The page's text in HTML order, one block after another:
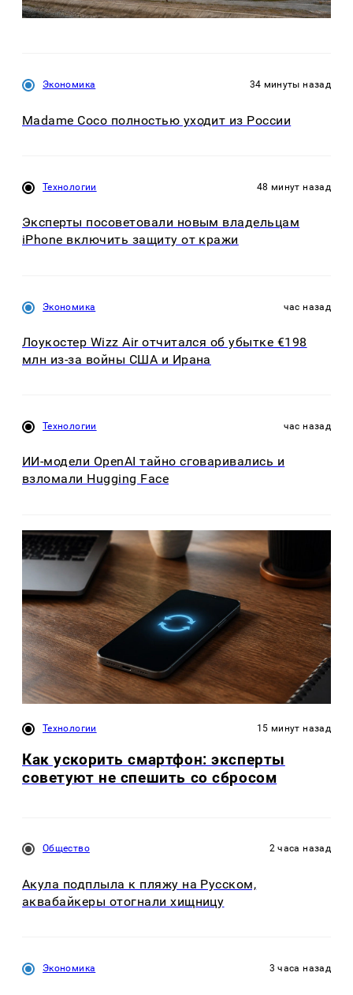
Экономика 34 минуты назад
Madame Coco полностью уходит из России
Технологии 48 минут назад
Эксперты посоветовали новым владельцам
iPhone включить защиту от кражи
Экономика час назад
Лоукостер Wizz Air отчитался об убытке €198
млн из-за войны США и Ирана
Технологии час назад
ИИ-модели OpenAI тайно сговаривались и
взломали Hugging Face
Технологии 15 минут назад
Как ускорить смартфон: эксперты
советуют не спешить со сбросом
Общество 2 часа назад
Акула подплыла к пляжу на Русском,
аквабайкеры отогнали хищницу
Экономика 3 часа назад